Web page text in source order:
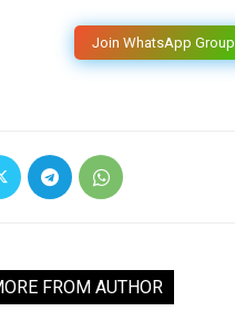
Join WhatsApp Group
FROM AUTHOR